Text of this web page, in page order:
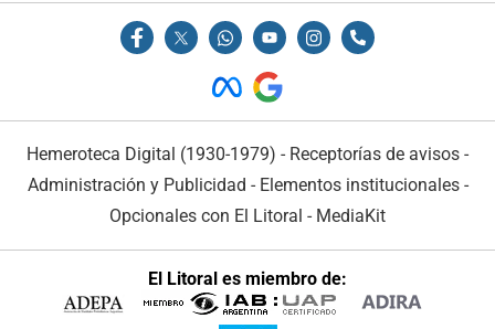
Hemeroteca Digital (1930-1979) - Receptorías de avisos -
Administración y Publicidad - Elementos institucionales-
Opcionales con El Litoral - MediaKit
El Litoral es miembro de: